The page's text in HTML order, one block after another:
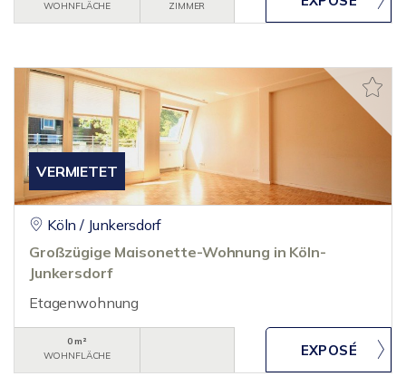
WOHNFLÄCHE ZIMMER
VERMIETET
Köln / Junkersdorf
Großzügige Maisonette-Wohnung in Köln-
Junkersdorf
Etagenwohnung
0 m²
WOHNFLÄCHE